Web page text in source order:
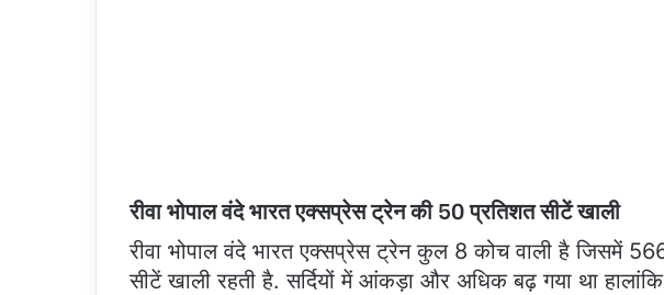
रीवा भोपाल वंदे भारत एक्सप्रेस ट्रेन की 50 प्रतिशत सीटें खाली
रीवा भोपाल वंदे भारत एक्सप्रेस ट्रेन कुल 8 कोच वाली है जिसमें
सीटें खाली रहती है. सर्दियों में आंकड़ा और अधिक बढ़ गया था